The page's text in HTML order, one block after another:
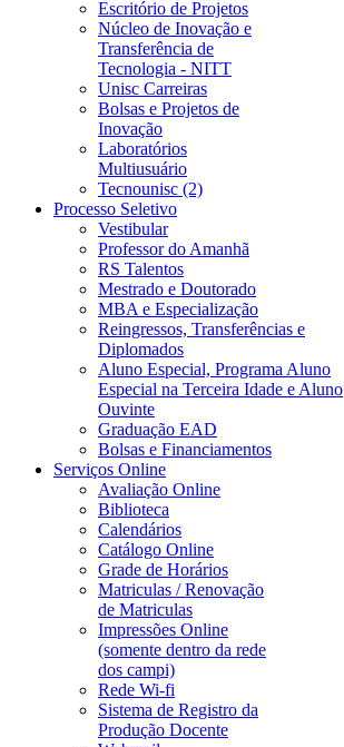
Escritório de Projetos
Núcleo de Inovação e
Transferência de
Tecnologia - NITT
Unisc Carreiras
Bolsas e Projetos de
Inovação
Laboratórios
Multiusuário
Tecnounisc (2)
Processo Seletivo
Vestibular
Professor do Amanhã
RS Talentos
Mestrado e Doutorado
MBA e Especialização
Reingressos, Transferências e
Diplomados
Aluno Especial, Programa Aluno
Especial na Terceira Idade e Aluno
Ouvinte
Graduação EAD
Bolsas e Financiamentos
Serviços Online
Avaliação Online
Biblioteca
Calendários
Catálogo Online
Grade de Horários
Matriculas / Renovação
de Matriculas
Impressões Online
(somente dentro da rede
dos campi)
Rede Wi-fi
Sistema de Registro da
Produção Docente